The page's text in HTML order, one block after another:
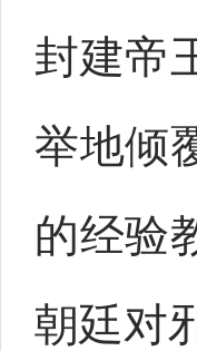
封建帝
举地倾
的经验
朝廷对